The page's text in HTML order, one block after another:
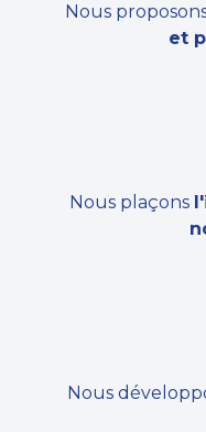
Nous
et
Nous plaçons
Nous